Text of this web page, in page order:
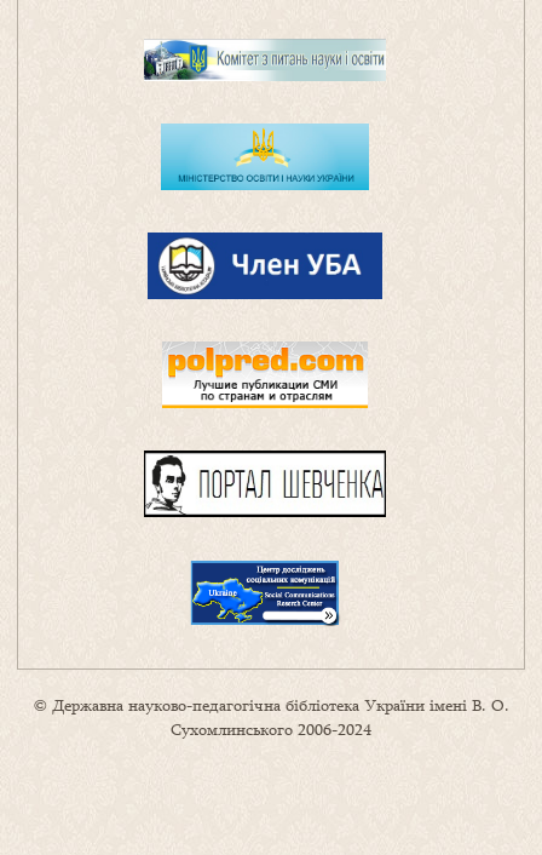
© Державна науково-педагогічна бібліотека України імені В. О.
Сухомлинського 2006-2024